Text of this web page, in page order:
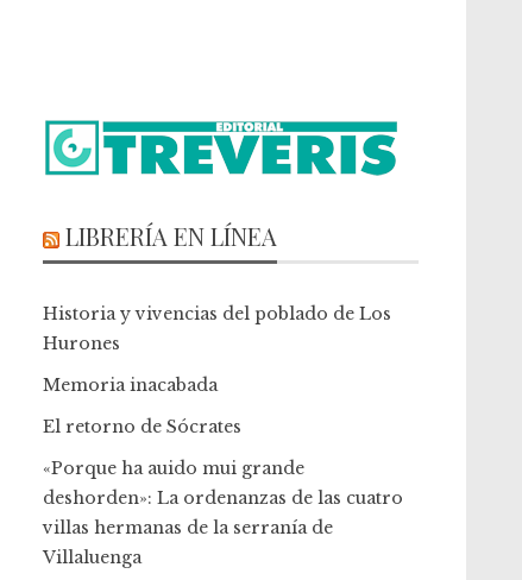
LIBRERÍA EN LÍNEA
Historia y vivencias del poblado de Los
Hurones
Memoria inacabada
El retorno de Sócrates
«Porque ha auido mui grande
deshorden»: La ordenanzas de las cuatro
villas hermanas de la serranía de
Villaluenga